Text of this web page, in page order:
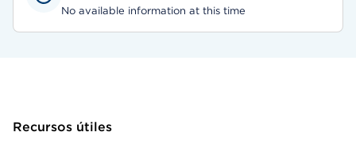
No available information at this time
Recursos útiles